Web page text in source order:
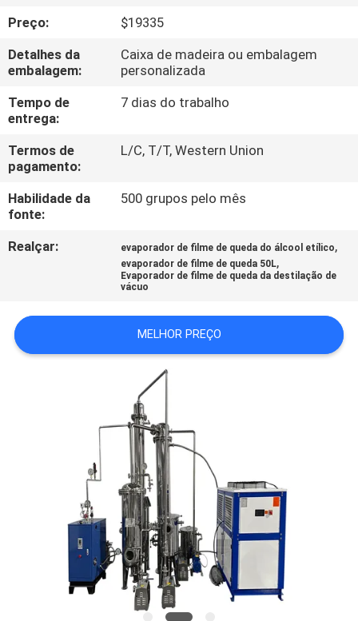
CONTROLE
DA
QUALIDADE
CONTACTE-
NOS
PEÇA
CITAÇÕES
MAPA
DO
SITE
PRIVACIDADE
Preço:
$19335
Detalhes da
embalagem:
Caixa de madeira ou embalagem
personalizada
Tempo de
entrega:
7 dias do trabalho
Termos de
pagamento:
L/C, T/T, Western Union
Habilidade da
fonte:
500 grupos pelo mês
Realçar: evaporador de filme de queda do álcool etílico,
evaporador de filme de queda 50L,
Evaporador de filme de queda da destilação de
vácuo
MELHOR PREÇO